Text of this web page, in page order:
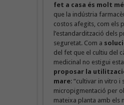
fet a casa és molt
que la indústria
costos afegits, com els
l’estandardització dels
seguretat. Com a
del fet que el cultiu del
medicinal no estigui
proposar la
mare: “cultivar in vitro i
micropigmentació per
mateixa planta amb els